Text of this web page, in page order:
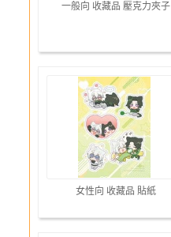
一般向 收藏品 壓克力夾子
女性向 收藏品 貼紙